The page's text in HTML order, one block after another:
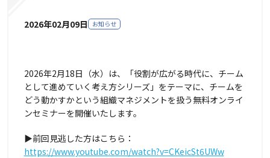
2026年02月09日 お知らせ
2026年2月18日（水）は、「役割が広がる時代に、チーム
として進めていく考え方シリーズ」をテーマに、チームを
どう動かすかという組織マネジメントを扱う無料オンライ
ンセミナーを開催いたします。
▶前回見逃した方はこちら：
https://www.youtube.com/watch?v=CKeicSt6UWw